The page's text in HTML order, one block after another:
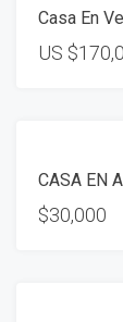
Casa En
US
CASA EN
$30,000